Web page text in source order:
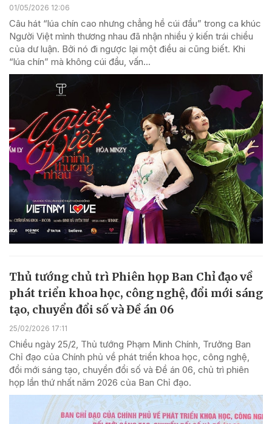
01/05/2026 12:06
Câu hát “lúa chín cao nhưng chẳng hề cúi đầu” trong ca khúc
Người Việt mình thương nhau đã nhận nhiều ý kiến trái chiều
của dư luận. Bởi nó đi ngược lại một điều ai cũng biết. Khi
“lúa chín” mà không cúi đầu, vấn...
Thủ tướng chủ trì Phiên họp Ban Chỉ đạo về
phát triển khoa học, công nghệ, đổi mới sáng
tạo, chuyển đổi số và Đề án 06
25/02/2026 17:11
Chiều ngày 25/2, Thủ tướng Phạm Minh Chính, Trưởng Ban
Chỉ đạo của Chính phủ về phát triển khoa học, công nghệ,
đổi mới sáng tạo, chuyển đổi số và Đề án 06, chủ trì phiên
họp lần thứ nhất năm 2026 của Ban Chỉ đạo.